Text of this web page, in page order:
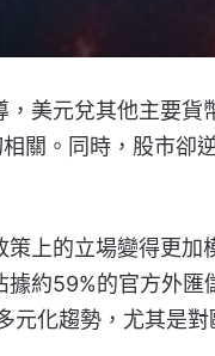
美元兌其他主要貨
關。同時，股市卻
上的立場變得更加
約59%的官方外匯
元化趨勢，尤其是對